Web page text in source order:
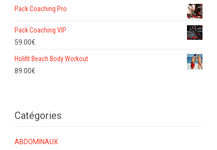
Pack Coaching Pro
Pack Coaching VIP
59.00€
Holifit Beach Body Workout
89.00€
Catégories
ABDOMINAUX